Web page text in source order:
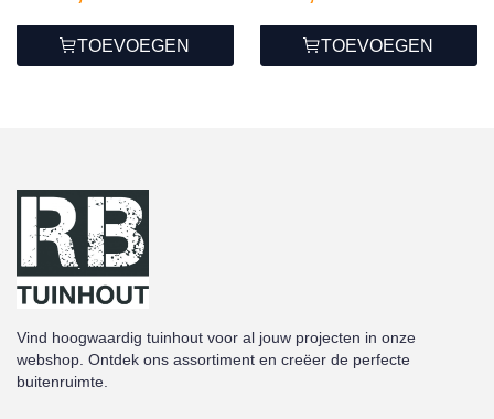
TOEVOEGEN TOEVOEGEN
Vind hoogwaardig tuinhout voor al jouw projecten in onze
webshop. Ontdek ons assortiment en creëer de perfecte
buitenruimte.